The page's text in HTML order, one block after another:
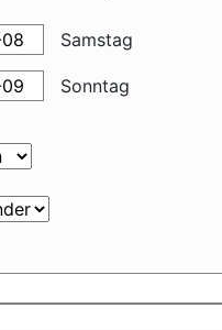
Samstag
Sonntag